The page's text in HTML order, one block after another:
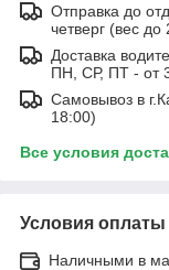
Отправка до
четверг (вес до
Доставка
ПН, СР, ПТ - от
Самовывоз в
18:00)
Все условия
Условия оплаты
Наличными в